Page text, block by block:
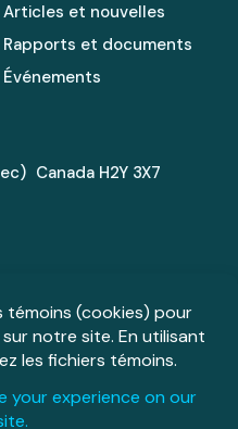
Articles et nouvelles
Rapports et documents
Événements
Canada H2Y 3X7